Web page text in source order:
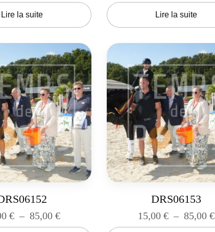
Lire la suite Lire la suite
€ – 85,00 €
DRS06153
15,00€ – 85,00€